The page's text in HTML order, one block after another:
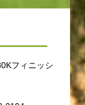
フィニッシ